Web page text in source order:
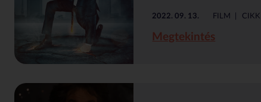
2022. 09. 13. FILM CIKK
Megtekintés